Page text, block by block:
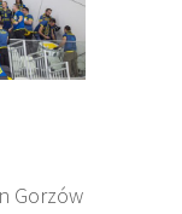
Gorzów